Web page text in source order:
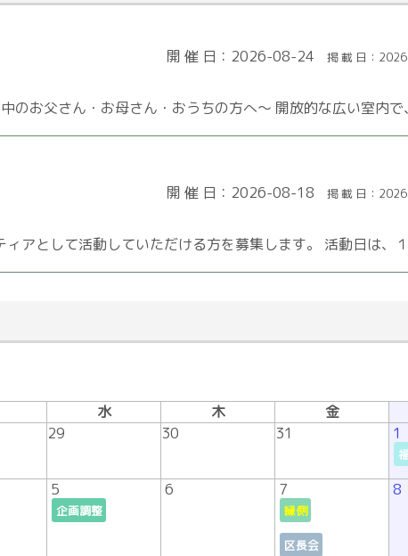
開 催 日：2026-08-24 掲 載 日：
さん・お母さん・おうちの方へ～ 開放的な広い室内で
開 催 日：2026-08-18 掲 載 日：
アとして活動していただける方を募集します。 活動日は、
水 木
金
29 30 31 1
5
企画調整
6 7
縁側
区長会
8